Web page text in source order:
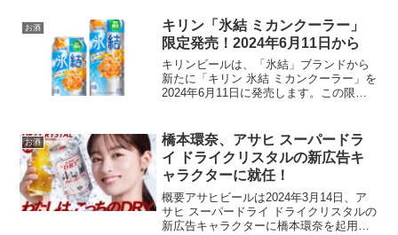
お酒
キリン「氷結 ミカンクーラー」
限定発売！2024年6月11日から
キリンビールは、「氷結」ブランドから
新たに「キリン 氷結 ミカンクーラー」を
2024年6月11日に発売します。この限定
やかな味わいが楽しめます。商品の特長
爽やかな味わい...
お酒
橋本環奈、アサヒ スーパードラ
イ ドライクリスタルの新広告キ
ャラクターに就任！
概要アサヒビールは2024年3月14日、ア
サヒ スーパードライ ドライクリスタルの
新広告キャラクターに橋本環奈を起用し